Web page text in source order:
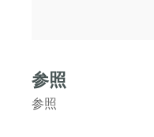
参照
参照